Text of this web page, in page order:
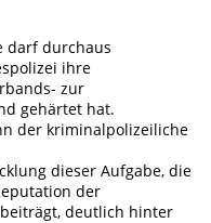
darf durchaus
ihre
zur
gehärtet hat.
der kriminalpolizeiliche
dieser Aufgabe, die
der
deutlich hinter